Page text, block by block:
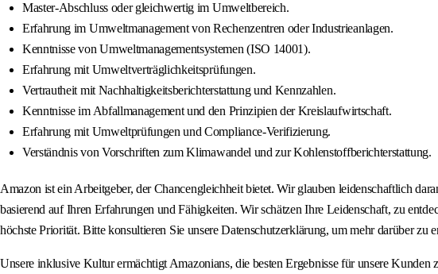
Master-Abschluss oder gleichwertig im Umweltbereich.
Erfahrung im Umweltmanagement von Rechenzentren oder Industrieanlagen.
Kenntnisse von Umweltmanagementsystemen (ISO 14001).
Erfahrung mit Umweltverträglichkeitsprüfungen.
Vertrautheit mit Nachhaltigkeitsberichterstattung und Kennzahlen.
Kenntnisse im Abfallmanagement und den Prinzipien der Kreislaufwirtschaft.
Erfahrung mit Umweltprüfungen und Compliance-Verifizierung.
Verständnis von Vorschriften zum Klimawandel und zur Kohlenstoffberichterstattung.
Amazon ist ein Arbeitgeber, der Chancengleichheit bietet. Wir glauben leidenschaftlich
basierend auf Ihren Erfahrungen und Fähigkeiten. Wir schätzen Ihre Leidenschaft, zu
höchste Priorität. Bitte konsultieren Sie unsere Datenschutzerklärung, um mehr darüber
Unsere inklusive Kultur ermächtigt Amazonians, die besten Ergebnisse für unsere